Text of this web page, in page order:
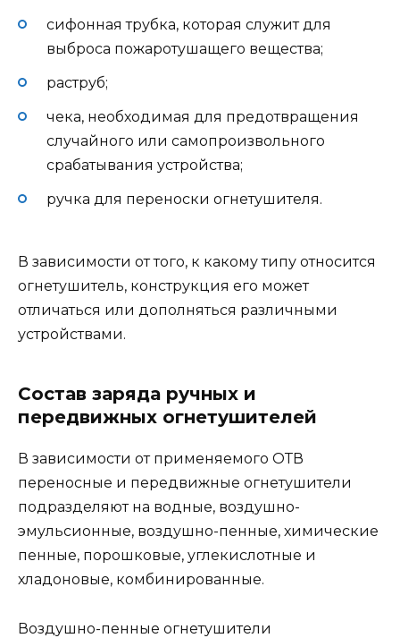
сифонная трубка, которая служит для
выброса пожаротушащего вещества;
раструб;
чека, необходимая для предотвращения
случайного или самопроизвольного
срабатывания устройства;
ручка для переноски огнетушителя.
В зависимости от того, к какому типу относится
огнетушитель, конструкция его может
отличаться или дополняться различными
устройствами.
Состав заряда ручных и
передвижных огнетушителей
В зависимости от применяемого ОТВ
переносные и передвижные огнетушители
подразделяют на водные, воздушно-
эмульсионные, воздушно-пенные, химические
пенные, порошковые, углекислотные и
хладоновые, комбинированные.
Воздушно-пенные огнетушители